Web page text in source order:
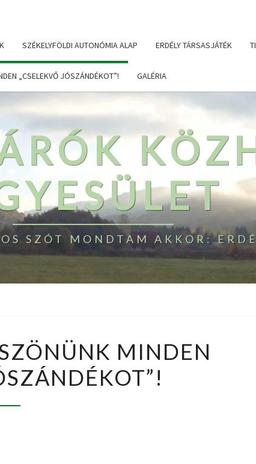
SZÉKELYFÖLDI AUTONÓMIA ALAP ERDÉLY TÁRSASJÁTÉK
„CSELEKVŐ JÓSZÁNDÉKOT”! GALÉRIA
SZÓT MONDTAM AKKOR:
–
KÖSZÖNÜNK
MINDEN
„CSELEKVŐ
MINDEN